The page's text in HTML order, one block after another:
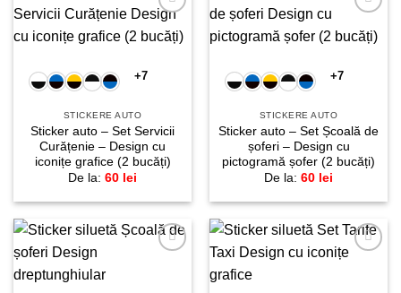
la
+7
STICKERE AUTO
Sticker auto – Set Servicii
Curățenie – Design cu
iconițe grafice (2 bucăți)
De la: 60 lei
la
+7
STICKERE AUTO
Sticker auto – Set Școală de
șoferi – Design cu
pictogramă șofer (2 bucăți)
De la: 60 lei